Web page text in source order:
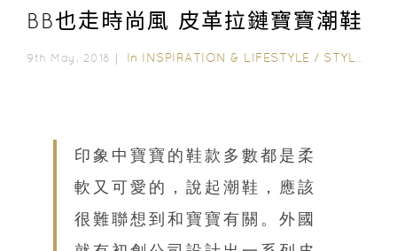
BB也走時尚風 皮革拉鏈寶寶潮鞋
9th May, 2018｜ In INSPIRATION & LIFESTYLE / STYLE & LIVING
印象中寶寶的鞋款多數都是柔
軟又可愛的，說起潮鞋，應該
很難聯想到和寶寶有關。外國